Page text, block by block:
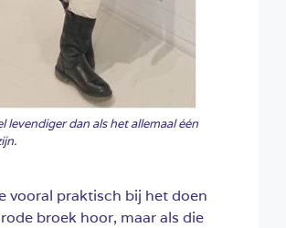
dan als het allemaal één
vooral praktisch bij het doen
broek hoor, maar als die